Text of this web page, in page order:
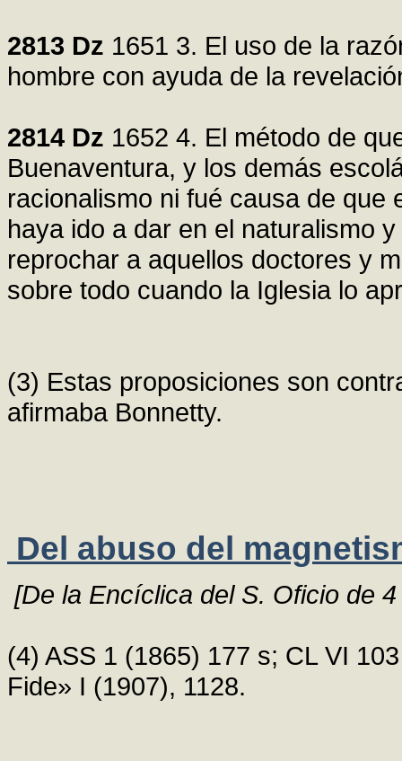
2813 Dz 1651 3. El uso de la
hombre con ayuda de la
2814 Dz 1652 4. El método de
Buenaventura, y los demás
racionalismo ni fué causa de
haya ido a dar en el naturalismo
reprochar a aquellos doctores y
sobre todo cuando la Iglesia lo
(3) Estas proposiciones son
afirmaba Bonnetty.
Del abuso del
[De la Encíclica del S. Oficio de
(4) ASS 1 (1865) 177 s; CL VI
Fide» I (1907), 1128.